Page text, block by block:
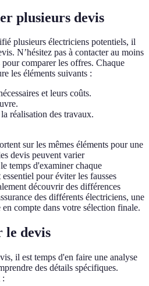
plusieurs devis
plusieurs électriciens potentiels, il
N’hésitez pas à contacter au moins
comparer les offres. Chaque
les éléments suivants :
et leurs coûts.
réalisation des travaux.
sur les mêmes éléments pour une
devis peuvent varier
temps d'examiner chaque
pour éviter les fausses
découvrir des différences
des différents électriciens, une
compte dans votre sélection finale.
le devis
il est temps d'en faire une analyse
des détails spécifiques.
: